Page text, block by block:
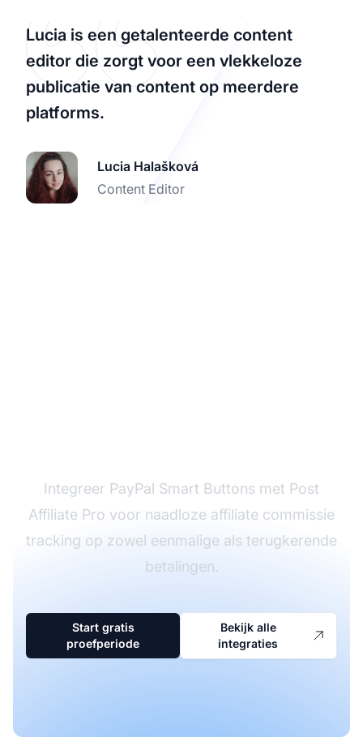
Lucia is een getalenteerde content
editor die zorgt voor een vlekkeloze
publicatie van content op meerdere
platforms.
Lucia Halašková
Content Editor
Integreer PayPal Smart Buttons met Post
Affiliate Pro voor naadloze affiliate commissie
tracking op zowel eenmalige als terugkerende
betalingen.
Start gratis
proefperiode
Bekijk alle
integraties